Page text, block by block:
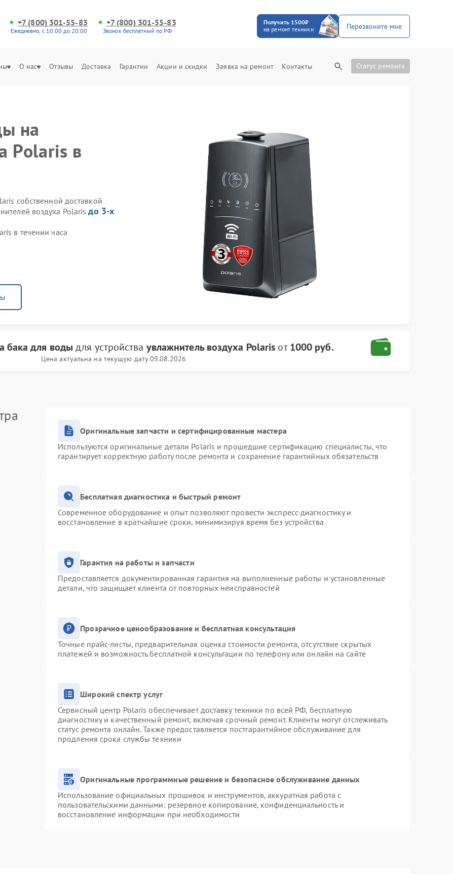
+7 (800) 301-55-83
Ежедневно, с 10:00 до 20:00
+7 (800) 301-55-83
Звонок бесплатный по РФ
Получить 1500₽
на ремонт техники
Перезвоните мне
О нас Отзывы Доставка Гарантии Акции и скидки Заявка на ремонт Контакты Статус ремонта
на
Polaris в
собственной доставкой
воздуха Polarisдо 3-х
в течении часа
бака для воды для устройства увлажнитель воздуха Polaris от1000 руб.
Цена актуальна на текущую дату 09.08.2026
Оригинальные запчасти и сертифицированные мастера
Используются оригинальные детали Polaris и прошедшие сертификацию специалисты, что
гарантирует корректную работу после ремонта и сохранение гарантийных обязательств
Бесплатная диагностика и быстрый ремонт
Современное оборудование и опыт позволяют провести экспресс-диагностику и
восстановление в кратчайшие сроки, минимизируя время без устройства
Гарантия на работы и запчасти
Предоставляется документированная гарантия на выполненные работы и установленные
детали, что защищает клиента от повторных неисправностей
Прозрачное ценообразование и бесплатная консультация
Точные прайс-листы, предварительная оценка стоимости ремонта, отсутствие скрытых
платежей и возможность бесплатной консультации по телефону или онлайн на сайте
Широкий спектр услуг
Сервисный центр Polaris обеспечивает доставку техники по всей РФ, бесплатную
диагностику и качественный ремонт, включая срочный ремонт. Клиенты могут отслеживать
статус ремонта онлайн. Также предоставляется постгарантийное обслуживание для
продления срока службы техники
Оригинальные программные решение и безопасное обслуживание данных
Использование официальных прошивок и инструментов, аккуратная работа с
пользовательскими данными: резервное копирование, конфиденциальность и
восстановление информации при необходимости